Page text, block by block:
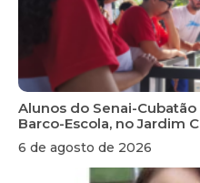
Alunos do Senai-
Barco-Escola, no Jardim
6 de agosto de 2026